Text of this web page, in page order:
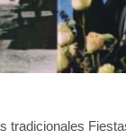
tradicionales